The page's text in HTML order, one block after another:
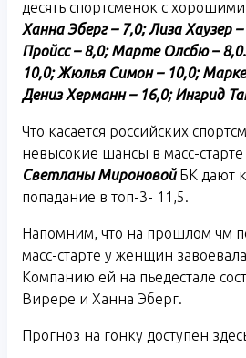
десять спортсменок с
Ханна Эберг – 7,0; Лиза Хаузер
Пройсс – 8,0; Марте Олсбю –
10,0; Жюлья Симон – 10,0;
Дениз Херманн – 16,0; Ингрид
Что касается российских
невысокие шансы в масс-
Светланы МироновойБК дают
попадание в топ-3- 11,5.
Напомним, что на прошлом чм
масс-старте у женщин
Компанию ей на пьедестале
Вирере и Ханна Эберг.
Прогноз на гонку доступен